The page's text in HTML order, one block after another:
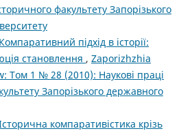
факультету Запорізького
Компаративний підхід в історії:
становлення , Zaporizhzhia
Том 1 № 28 (2010): Наукові праці
Запорізького державного
компаративістика крізь